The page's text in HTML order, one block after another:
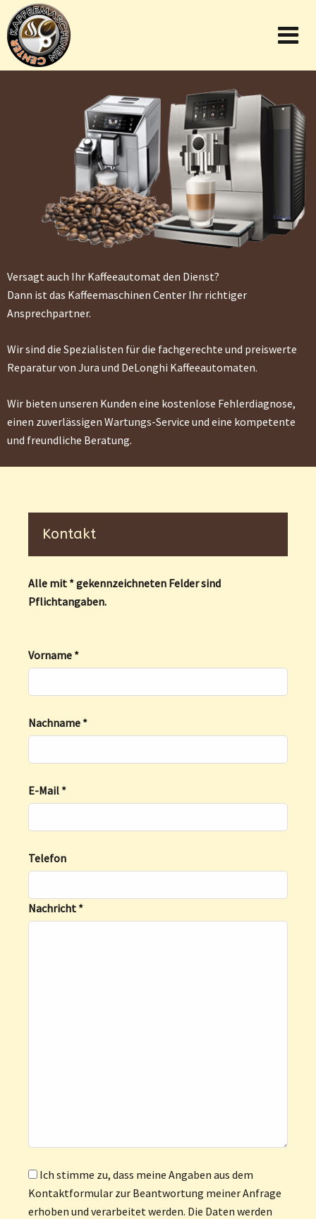
Versagt auch Ihr Kaffeeautomat den Dienst?
Dann ist das Kaffeemaschinen Center Ihr richtiger
Ansprechpartner.
Wir sind die Spezialisten für die fachgerechte und preiswerte
Reparatur von Jura und DeLonghi Kaffeeautomaten.
Wir bieten unseren Kunden eine kostenlose Fehlerdiagnose,
einen zuverlässigen Wartungs-Service und eine kompetente
und freundliche Beratung.
Kontakt
Alle mit * gekennzeichneten Felder sind
Pflichtangaben.
Vorname *
Nachname *
E-Mail *
Telefon
Nachricht *
Ich stimme zu, dass meine Angaben aus dem
Kontaktformular zur Beantwortung meiner Anfrage
erhoben und verarbeitet werden. Die Daten werden